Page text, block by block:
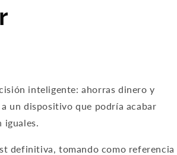
inteligente: ahorras dinero y
un dispositivo que podría acabar
iguales.
definitiva, tomando como referencia